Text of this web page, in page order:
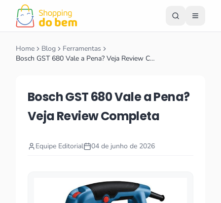
Home Blog
Ferramentas
Bosch GST 680 Vale a Pena? Veja Review C…
Bosch GST 680 Vale a Pena?
Veja Review Completa
Equipe Editorial 04 de junho de 2026